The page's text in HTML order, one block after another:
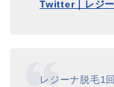
Twitter｜レジ
レジーナ脱毛1